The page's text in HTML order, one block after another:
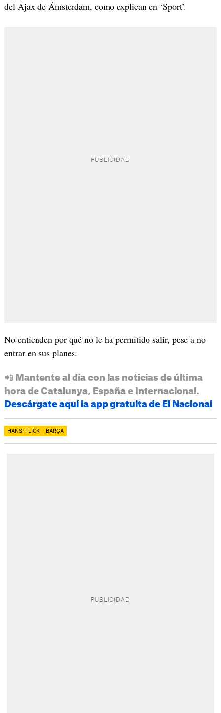
del Ajax de Ámsterdam, como explican en ‘Sport’.
No entienden por qué no le ha permitido salir, pese a no
entrar en sus planes.
📲 Mantente al día con las noticias de última
hora de Catalunya, España e Internacional.
Descárgate aquí la app gratuita de El Nacional
HANSI FLICK BARÇA